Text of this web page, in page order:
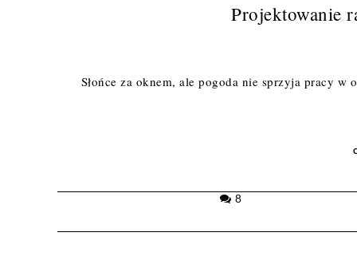
Projektowanie
Słońce za oknem, ale pogoda nie sprzyja pracy w
8